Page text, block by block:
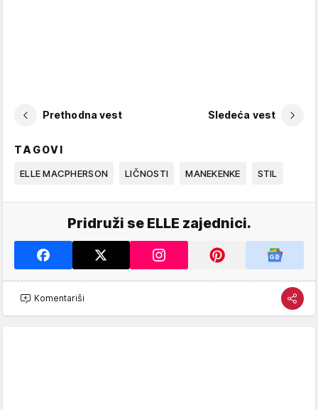
Prethodna vest Sledeća vest
TAGOVI
ELLE MACPHERSON LIČNOSTI MANEKENKE STIL
Pridruži se ELLE zajednici.
Komentariši